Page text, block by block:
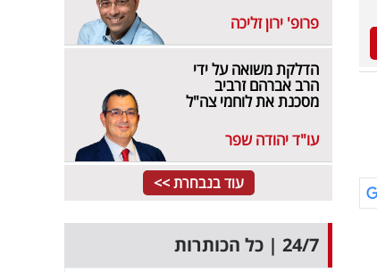
פרופ' ירון זליכה
הדלקת משואה על ידי
הרב אברהם זרביב
מסכנת את לוחמי צה"ל
עו"ד יהודה שפר
עוד בנבחרת >>
24/7 | כל הכותרות